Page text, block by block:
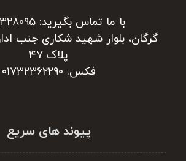
با ما تماس بگیرید: ۰۱۷۳۲۳۲۸۰۹۵
گرگان، بلوار شهید شکاری جنب
پلاک ۴۷
فکس: ۰۱۷۳۲۳۶۲۲۹۰
پیوند های سریع